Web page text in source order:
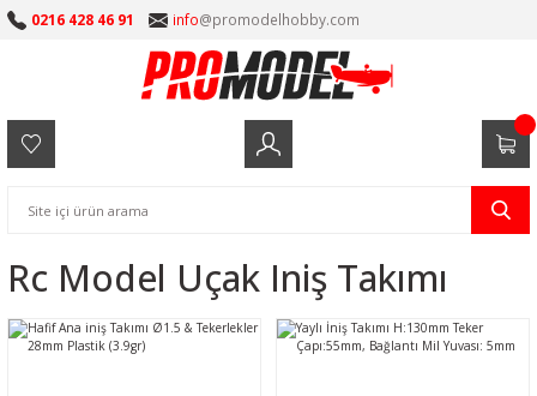
0216 428 46 91 info@promodelhobby.com
Rc Model Uçak Iniş Takımı